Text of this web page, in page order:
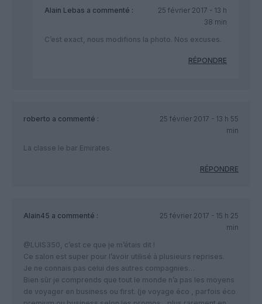
Alain Lebas a commenté :
25 février 2017 - 13 h
38 min
C’est exact, nous modifions la photo. Nos excuses.
RÉPONDRE
roberto a commenté :
25 février 2017 - 13 h 55
min
La classe le bar Emirates.
RÉPONDRE
Alain45 a commenté :
25 février 2017 - 15 h 25
min
@LUIS350, c’est ce que je m’étais dit !
Ce salon est super pour l’avoir utilisé à plusieurs reprises.
Je ne connais pas celui des autres compagnies…
Bien sûr je comprends que tout le monde n’a pas les moyens
de voyager en business ou first. (je voyage éco , parfois éco